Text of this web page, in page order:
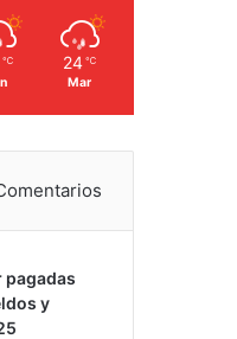
℃ 24 ℃
Mar
pagadas
y